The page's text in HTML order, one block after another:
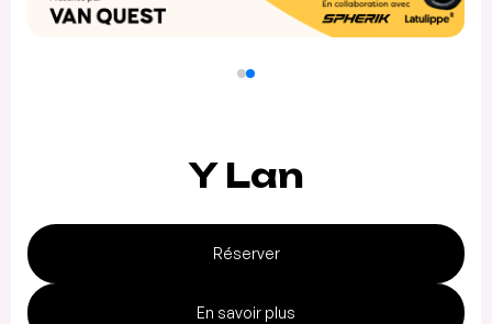
Y Lan
Réserver
En savoir plus